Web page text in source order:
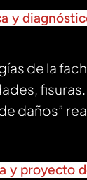
y
de la
fisuras.
daños”
y proyecto